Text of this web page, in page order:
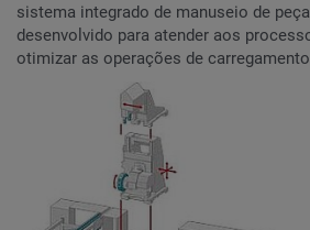
sistema integrado de manuseio de
desenvolvido para atender aos
otimizar as operações de